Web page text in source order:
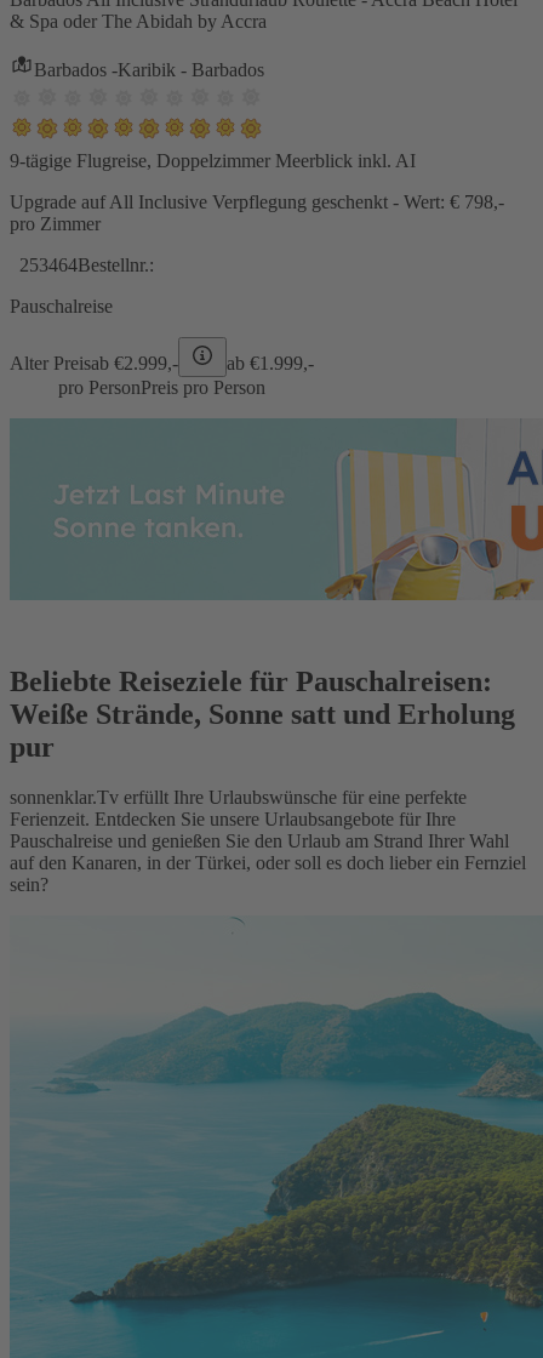
& Spa oder The Abidah by Accra
Barbados -Karibik - Barbados
9-tägige Flugreise, Doppelzimmer Meerblick inkl. AI
Upgrade auf All Inclusive Verpflegung geschenkt - Wert: € 798,-
pro Zimmer
253464Bestellnr.:
Pauschalreise
Alter Preisab €2.999,- ab €1.999,-
pro PersonPreis pro Person
Beliebte Reiseziele für Pauschalreisen:
Weiße Strände, Sonne satt und Erholung
pur
sonnenklar.Tv erfüllt Ihre Urlaubswünsche für eine perfekte
Ferienzeit. Entdecken Sie unsere Urlaubsangebote für Ihre
Pauschalreise und genießen Sie den Urlaub am Strand Ihrer Wahl
auf den Kanaren, in der Türkei, oder soll es doch lieber ein Fernziel
sein?